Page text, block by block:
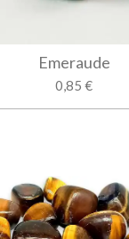
Emeraude
0,85 €